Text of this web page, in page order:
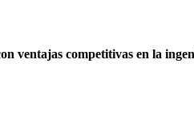
ventajas competitivas en la